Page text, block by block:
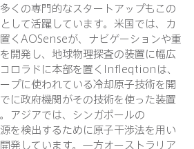
くの専門的なスタートアップもこの
して活躍しています。米国では、カ
くAOSenseが、ナビゲーションや重
開発し、地球物理探査の装置に幅広
ロラドに本部を置くInfleqtionは、
プに使われている冷却原子技術を開
に政府機関がその技術を使った装置
アジアでは、シンガポールの
検出するために原子干渉法を用い
発しています。一方オーストラリア